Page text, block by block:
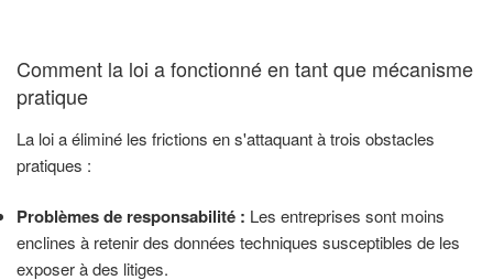
Comment la loi a fonctionné en tant que mécanisme
pratique
La loi a éliminé les frictions en s'attaquant à trois obstacles
pratiques :
Problèmes de responsabilité : Les entreprises sont moins
enclines à retenir des données techniques susceptibles de les
exposer à des litiges.